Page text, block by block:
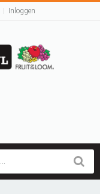
Inloggen